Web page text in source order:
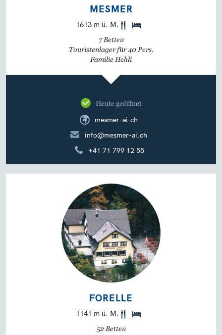
MESMER
1613 m ü. M.
7 Betten
Touristenlager für 40 Pers.
Familie Hehli
Heute geöffnet
mesmer-ai.ch
info@mesmer-ai.ch
+41 71 799 12 55
FORELLE
1141 m ü. M.
52 Betten